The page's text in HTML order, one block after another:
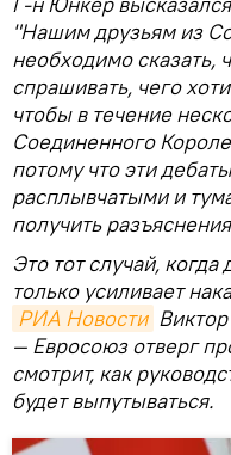
"Нашим друзьям из
необходимо сказать,
спрашивать, чего
чтобы в течение
Соединенного
потому что эти
расплывчатыми и
получить
Это тот случай,
только усиливает
РИА Новости
— Евросоюз отверг
смотрит, как
будет выпутываться.